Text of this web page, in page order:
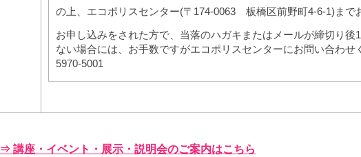
の上、エコポリスセンター(〒174-0063 板橋区前野町4-6-1)まで
お申し込みをされた方で、当落のハガキまたはメールが締切り後
ない場合には、お手数ですがエコポリスセンターにお問い合わ
5970-5001
⇒ 講座・イベント・展示・説明会のご案内はこちら